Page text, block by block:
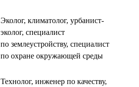
Эколог, климатолог, урбанист-
эколог, специалист
по землеустройству, специалист
по охране окружающей среды
Технолог, инженер по качеству,